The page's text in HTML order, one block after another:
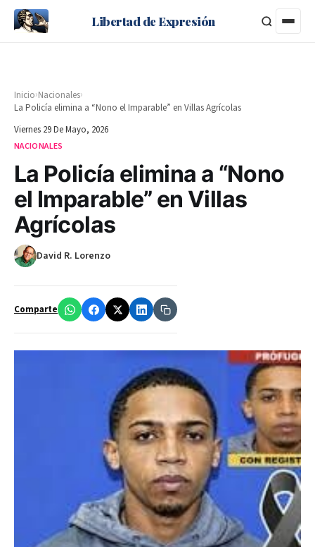
Libertad de Expresión
Inicio›Nacionales›
La Policía elimina a “Nono el Imparable” en Villas Agrícolas
Viernes 29 De Mayo, 2026
NACIONALES
La Policía elimina a “Nono
el Imparable” en Villas
Agrícolas
David R. Lorenzo
Comparte